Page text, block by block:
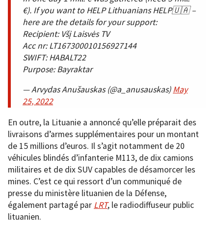
€). If you want to HELP Lithuanians HELP🇺🇦 –
here are the details for your support:
Recipient: Všį Laisvės TV
Acc nr: LT167300010156927144
SWIFT: HABALT22
Purpose: Bayraktar
— Arvydas Anušauskas (@a_anusauskas)May
25, 2022
En outre, la Lituanie a annoncé qu’elle préparait des
livraisons d’armes supplémentaires pour un montant
de 15 millions d’euros. Il s’agit notamment de 20
véhicules blindés d’infanterie M113, de dix camions
militaires et de dix SUV capables de désamorcer les
mines. C’est ce qui ressort d’un communiqué de
presse du ministère lituanien de la Défense,
également partagé par LRT, le radiodiffuseur public
lituanien.